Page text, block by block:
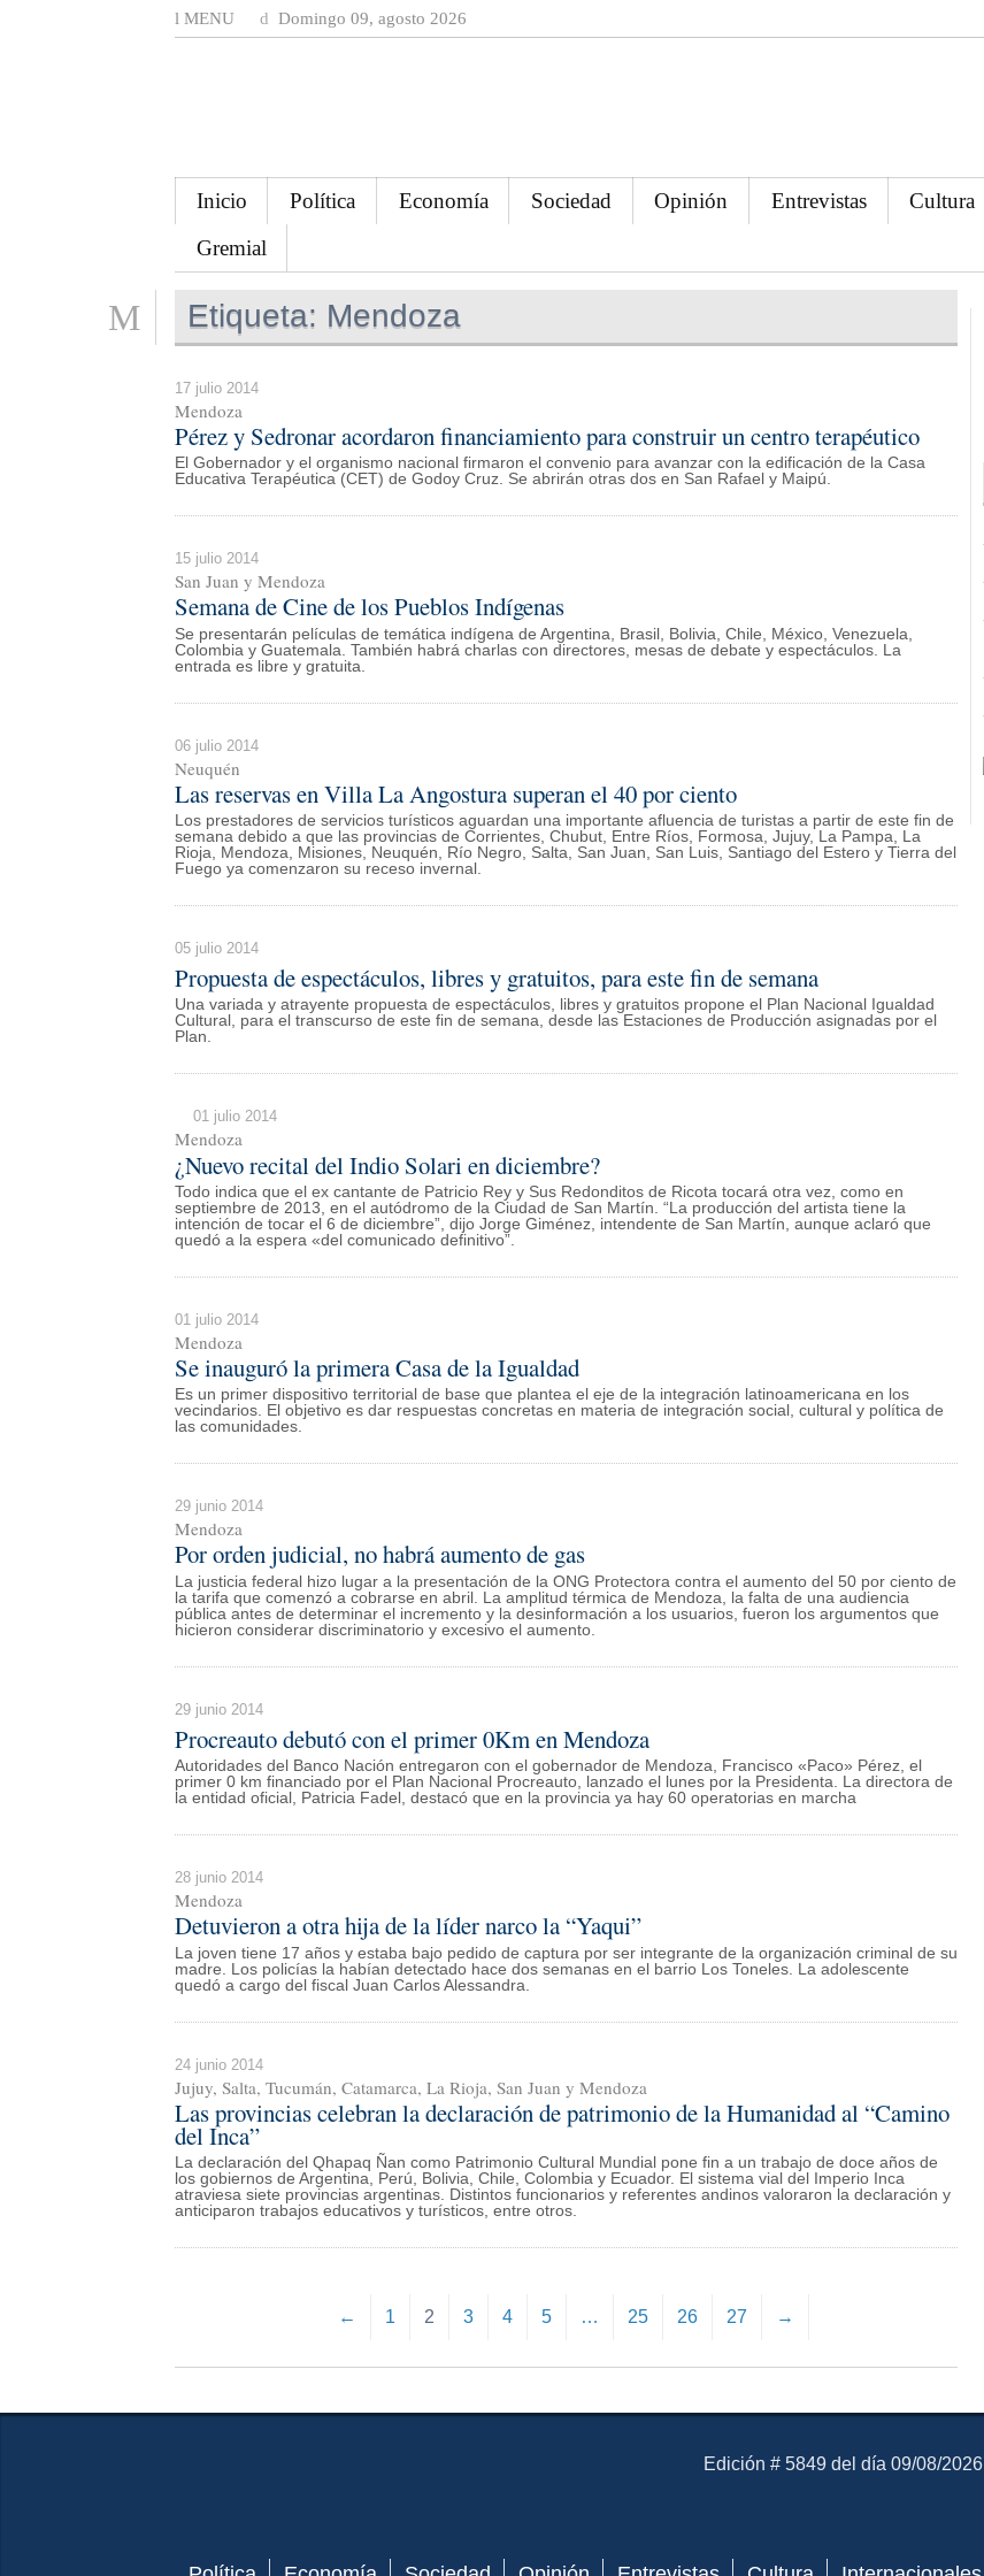
MENU Domingo 09, agosto 2026
Inicio Política Economía Sociedad Opinión Entrevistas Cultura
Gremial
Etiqueta: Mendoza
17 julio 2014
Mendoza
Pérez y Sedronar acordaron financiamiento para construir un centro terapéutico
El Gobernador y el organismo nacional firmaron el convenio para avanzar con la edificación de la Casa
Educativa Terapéutica (CET) de Godoy Cruz. Se abrirán otras dos en San Rafael y Maipú.
15 julio 2014
San Juan y Mendoza
Semana de Cine de los Pueblos Indígenas
Se presentarán películas de temática indígena de Argentina, Brasil, Bolivia, Chile, México, Venezuela,
Colombia y Guatemala. También habrá charlas con directores, mesas de debate y espectáculos. La
entrada es libre y gratuita.
06 julio 2014
Neuquén
Las reservas en Villa La Angostura superan el 40 por ciento
Los prestadores de servicios turísticos aguardan una importante afluencia de turistas a partir de este fin de
semana debido a que las provincias de Corrientes, Chubut, Entre Ríos, Formosa, Jujuy, La Pampa, La
Rioja, Mendoza, Misiones, Neuquén, Río Negro, Salta, San Juan, San Luis, Santiago del Estero y Tierra del
Fuego ya comenzaron su receso invernal.
05 julio 2014
Propuesta de espectáculos, libres y gratuitos, para este fin de semana
Una variada y atrayente propuesta de espectáculos, libres y gratuitos propone el Plan Nacional Igualdad
Cultural, para el transcurso de este fin de semana, desde las Estaciones de Producción asignadas por el
Plan.
01 julio 2014
Mendoza
¿Nuevo recital del Indio Solari en diciembre?
Todo indica que el ex cantante de Patricio Rey y Sus Redonditos de Ricota tocará otra vez, como en
septiembre de 2013, en el autódromo de la Ciudad de San Martín. “La producción del artista tiene la
intención de tocar el 6 de diciembre”, dijo Jorge Giménez, intendente de San Martín, aunque aclaró que
quedó a la espera «del comunicado definitivo”.
01 julio 2014
Mendoza
Se inauguró la primera Casa de la Igualdad
Es un primer dispositivo territorial de base que plantea el eje de la integración latinoamericana en los
vecindarios. El objetivo es dar respuestas concretas en materia de integración social, cultural y política de
las comunidades.
29 junio 2014
Mendoza
Por orden judicial, no habrá aumento de gas
La justicia federal hizo lugar a la presentación de la ONG Protectora contra el aumento del 50 por ciento de
la tarifa que comenzó a cobrarse en abril. La amplitud térmica de Mendoza, la falta de una audiencia
pública antes de determinar el incremento y la desinformación a los usuarios, fueron los argumentos que
hicieron considerar discriminatorio y excesivo el aumento.
29 junio 2014
Procreauto debutó con el primer 0Km en Mendoza
Autoridades del Banco Nación entregaron con el gobernador de Mendoza, Francisco «Paco» Pérez, el
primer 0 km financiado por el Plan Nacional Procreauto, lanzado el lunes por la Presidenta. La directora de
la entidad oficial, Patricia Fadel, destacó que en la provincia ya hay 60 operatorias en marcha
28 junio 2014
Mendoza
Detuvieron a otra hija de la líder narco la “Yaqui”
La joven tiene 17 años y estaba bajo pedido de captura por ser integrante de la organización criminal de su
madre. Los policías la habían detectado hace dos semanas en el barrio Los Toneles. La adolescente
quedó a cargo del fiscal Juan Carlos Alessandra.
24 junio 2014
Jujuy, Salta, Tucumán, Catamarca, La Rioja, San Juan y Mendoza
Las provincias celebran la declaración de patrimonio de la Humanidad al “Camino
del Inca”
La declaración del Qhapaq Ñan como Patrimonio Cultural Mundial pone fin a un trabajo de doce años de
los gobiernos de Argentina, Perú, Bolivia, Chile, Colombia y Ecuador. El sistema vial del Imperio Inca
atraviesa siete provincias argentinas. Distintos funcionarios y referentes andinos valoraron la declaración y
anticiparon trabajos educativos y turísticos, entre otros.
← 1 2 3 4 5 … 25 26 27 →
El Mensajero Diario
Edición # 5849 del día 09/08/2026